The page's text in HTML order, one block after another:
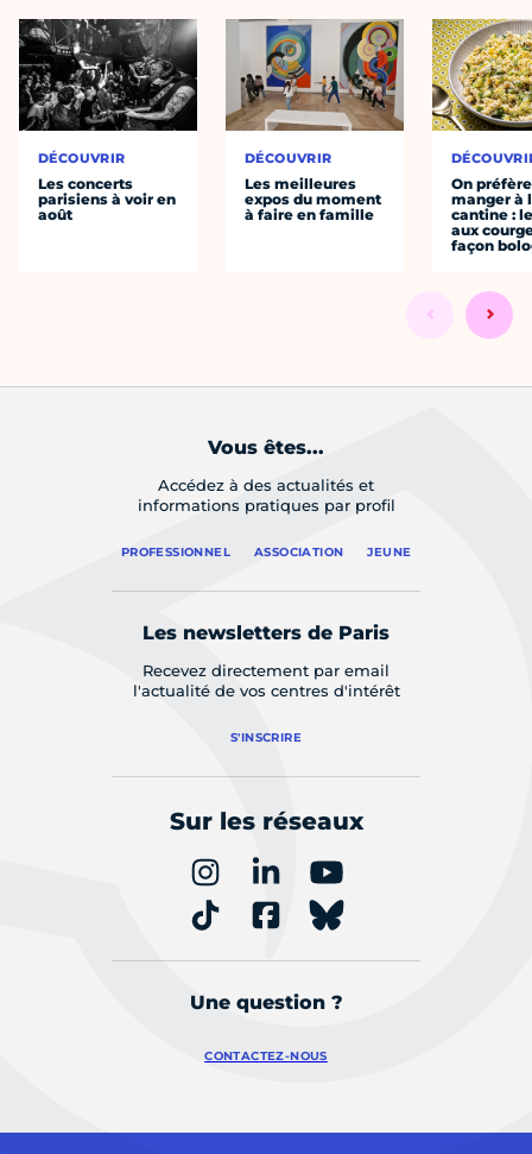
DÉCOUVRIR
Les concerts
parisiens à voir en
août
DÉCOUVRIR
Les meilleures
expos du moment
à faire en famille
On préfère
manger à
cantine :
aux
façon
Vous êtes...
Accédez à des actualités et
informations pratiques par profil
PROFESSIONNEL ASSOCIATION JEUNE
Les newsletters de Paris
Recevez directement par email
l'actualité de vos centres d'intérêt
S'INSCRIRE
Sur les réseaux
Une question ?
CONTACTEZ-NOUS